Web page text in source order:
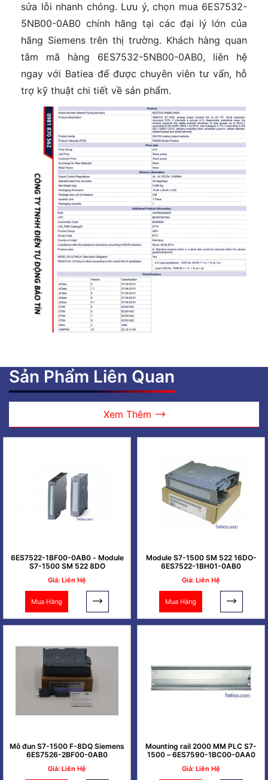
sửa lỗi nhanh chóng. Lưu ý, chọn mua 6ES7532-
5NB00-0AB0 chính hãng tại các đại lý lớn của
hãng Siemens trên thị trường. Khách hàng quan
tâm mã hàng 6ES7532-5NB00-0AB0, liên hệ
ngay với Batiea để được chuyên viên tư vấn, hỗ
trợ kỹ thuật chi tiết về sản phẩm.
Sản Phẩm Liên Quan
Xem Thêm
6ES7522-1BF00-0AB0 - Module
S7-1500 SM 522 8DO
Giá: Liên Hệ
Mua Hàng
Module S7-1500 SM 522 16DO-
6ES7522-1BH01-0AB0
Giá: Liên Hệ
Mua Hàng
Mô đun S7-1500 F-8DQ Siemens
6ES7526-2BF00-0AB0
Giá: Liên Hệ
Mounting rail 2000 MM PLC S7-
1500 – 6ES7590-1BC00-0AA0
Giá: Liên Hệ